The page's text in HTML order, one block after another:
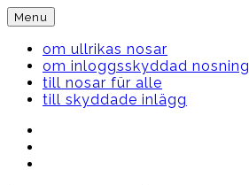
Skip
to
content
Menu
om ullrikas nosar
om inloggsskyddad nosning
till nosar für alle
till skyddade inlägg